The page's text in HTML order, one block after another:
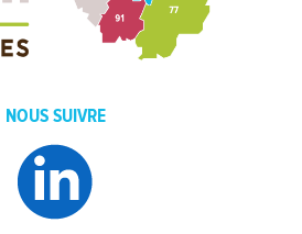
NOUS SUIVRE